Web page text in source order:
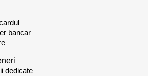
bancar
dedicate